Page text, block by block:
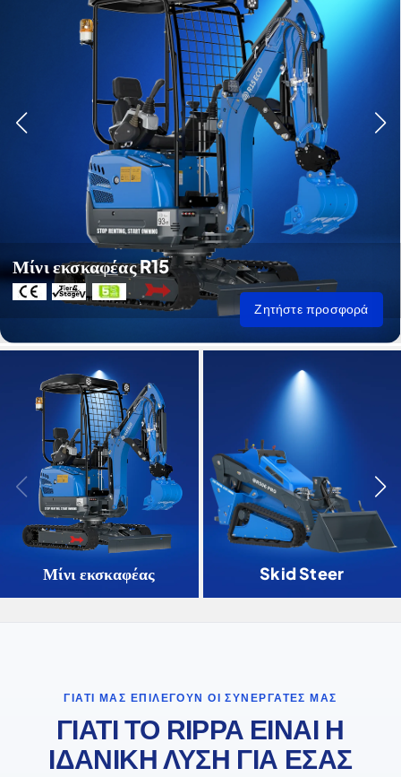
Μίνι εκσκαφέας R15
Ζητήστε προσφορά
Μίνι εκσκαφέας Skid Steer
ΓΙΑΤΊ ΜΑΣ ΕΠΙΛΈΓΟΥΝ ΟΙ ΣΥΝΕΡΓΆΤΕΣ ΜΑΣ
ΓΙΑΤΙ ΤΟ RIPPA ΕΙΝΑΙ Η
ΙΔΑΝΙΚΗ ΛΥΣΗ ΓΙΑ ΕΣΑΣ